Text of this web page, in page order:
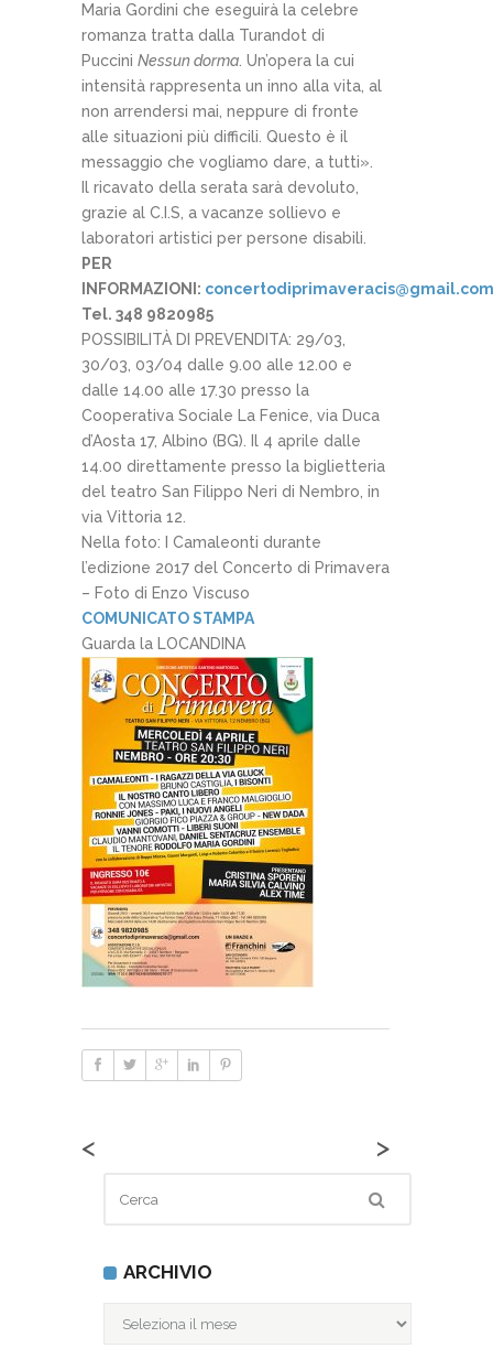
Maria Gordini che eseguirà la celebre
romanza tratta dalla Turandot di
Puccini Nessun dorma . Un’opera la cui
intensità rappresenta un inno alla vita, al
non arrendersi mai, neppure di fronte
alle situazioni più difficili. Questo è il
messaggio che vogliamo dare, a tutti».
Il ricavato della serata sarà devoluto,
grazie al C.I.S, a vacanze sollievo e
laboratori artistici per persone disabili.
PER
INFORMAZIONI: concertodiprimaveracis@gmail.com
Tel. 348 9820985
POSSIBILITÀ DI PREVENDITA: 29/03,
30/03, 03/04 dalle 9.00 alle 12.00 e
dalle 14.00 alle 17.30 presso la
Cooperativa Sociale La Fenice, via Duca
d’Aosta 17, Albino (BG). Il 4 aprile dalle
14.00 direttamente presso la biglietteria
del teatro San Filippo Neri di Nembro, in
via Vittoria 12.
Nella foto: I Camaleonti durante
l’edizione 2017 del Concerto di Primavera
– Foto di Enzo Viscuso
COMUNICATO STAMPA
Guarda la LOCANDINA
< >
ARCHIVIO